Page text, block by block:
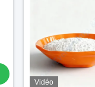
Vidéo